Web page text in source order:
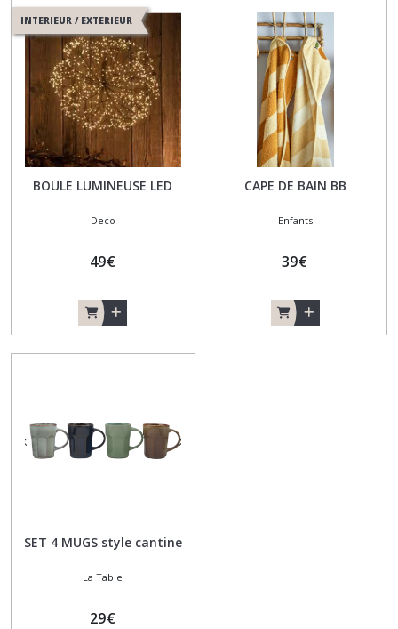
INTERIEUR / EXTERIEUR
BOULE LUMINEUSE LED
Deco
49€
CAPE DE BAIN BB
Enfants
39€
SET 4 MUGS style cantine
La Table
29€